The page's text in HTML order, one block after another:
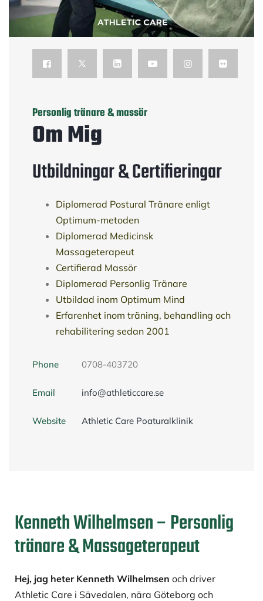
Personlig tränare & massör
Om Mig
Utbildningar & Certifieringar
Diplomerad Postural Tränare enligt
Optimum-metoden
Diplomerad Medicinsk
Massageterapeut
Certifierad Massör
Diplomerad Personlig Tränare
Utbildad inom Optimum Mind
Erfarenhet inom träning, behandling och
rehabilitering sedan 2001
Phone 0708-403720
Email info@athleticcare.se
Website Athletic Care Poaturalklinik
KennethWilhelmsen – Personlig
tränare & Massageterapeut
Hej, jag heter Kenneth Wilhelmsen och driver
Athletic Care i Sävedalen, nära Göteborg och